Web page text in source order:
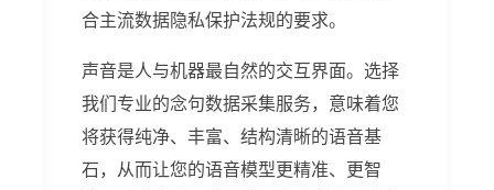
合主流数据隐私保护法规的要求。
声音是人与机器最自然的交互界面。选择
我们专业的念句数据采集服务，意味着您
将获得纯净、丰富、结构清晰的语音基
石，从而让您的语音模型更精准、更智